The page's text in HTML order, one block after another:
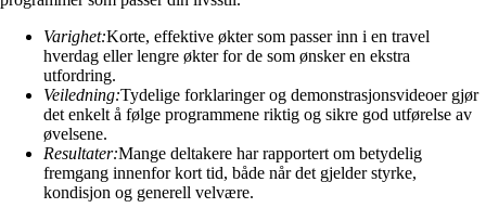
Varighet:Korte, effektive økter som passer inn i en travel
hverdag eller lengre økter for de som ønsker en ekstra
utfordring.
Veiledning:Tydelige forklaringer og demonstrasjonsvideoer gjør
det enkelt å følge programmene riktig og sikre god utførelse av
øvelsene.
Resultater:Mange deltakere har rapportert om betydelig
fremgang innenfor kort tid, både når det gjelder styrke,
kondisjon og generell velvære.